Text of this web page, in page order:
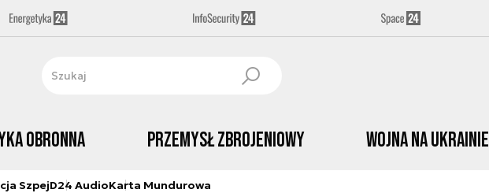
obronna Przemysł Zbrojeniowy Wojna na Ukrainie
SzpejD24 AudioKarta Mundurowa